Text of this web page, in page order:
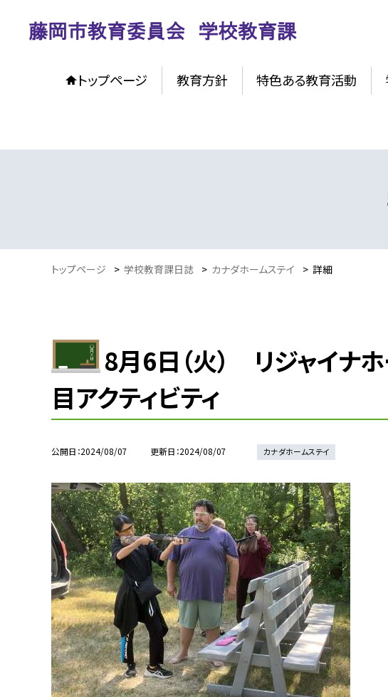
トップページ 教育方針 特色ある教育活動
トップページ > 学校教育課日誌 > カナダホームステイ > 詳細
8月6日（火） リジャイナ
目アクティビティ
公開日 2024/08/07 更新日 2024/08/07 カナダホームステイ